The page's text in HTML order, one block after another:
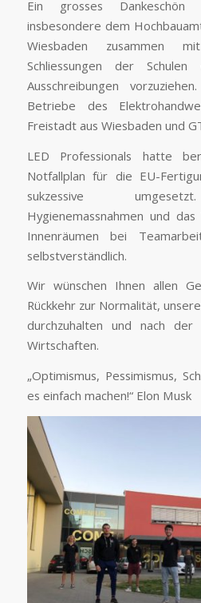
Ein grosses
insbesondere dem
Wiesbaden zusammen
Schliessungen der
Ausschreibungen
Betriebe des
Freistadt aus Wiesbaden und
LED Professionals hatte
Notfallplan für die EU-
sukzessive
Hygienemassnahmen und
Innenräumen bei
selbstverständlich.
Wir wünschen Ihnen allen
Rückkehr zur Normalität,
durchzuhalten und nach der
Wirtschaften.
„Optimismus, Pessimismus,
es einfach machen!“ Elon Musk